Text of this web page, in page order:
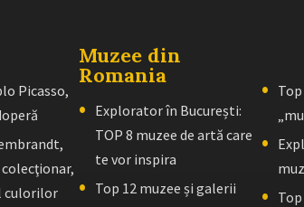
Picasso,
culorilor
Muzee din
Romania
Explorator în București:
TOP 8 muzee de artă care
te vor inspira
Top 12 muzee și galerii